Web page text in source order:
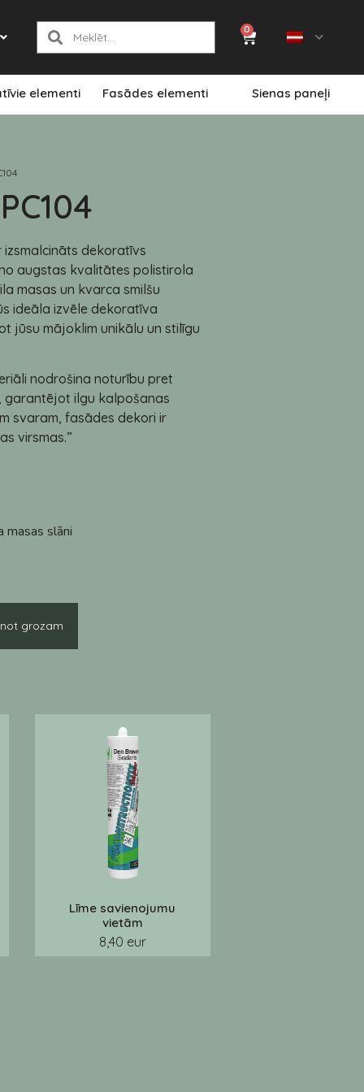
0
elementi Fasādes elementi Sienas paneļi
izsmalcināts dekoratīvs
augstas kvalitātes polistirola
masas un kvarca smilšu
ideāla izvēle dekoratīva
jūsu mājoklim unikālu un stilīgu
nodrošina noturību pret
garantējot ilgu kalpošanas
svaram, fasādes dekori ir
virsmas.”
masas slāni
grozam
Līme savienojumu
vietām
8,40 eur